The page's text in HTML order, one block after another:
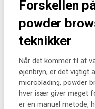
Forskellen
powder
teknikker
Når det kommer til at
øjenbryn, er det vigtigt
microblading, powder
hver især giver meget
er en manuel metode,